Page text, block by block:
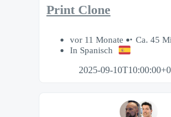
Print Clone
vor 11 Monate
Ca. 45
In Spanisch
2025-09-